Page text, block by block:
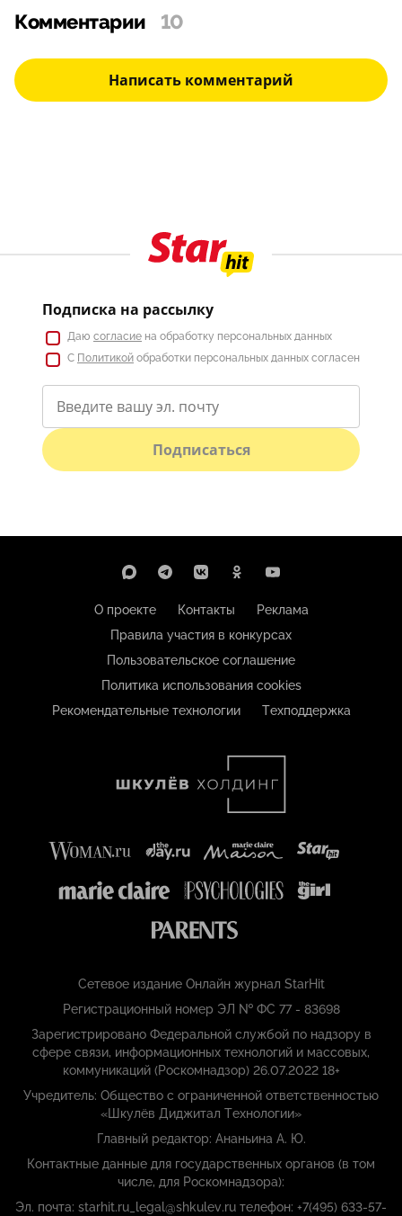
Комментарии 10
Написать комментарий
Подписка на рассылку
Даю согласие на обработку персональных данных
С Политикой обработки персональных данных согласен
Подписаться
О проекте Контакты
Реклама
Правила участия в конкурсах
Пользовательское соглашение
Политика использования cookies
Рекомендательные технологии
Техподдержка
Сетевое издание Онлайн журнал StarHit
Регистрационный номер ЭЛ № ФС 77 - 83698
Зарегистрировано Федеральной службой по надзору в
сфере связи, информационных технологий и массовых,
коммуникаций (Роскомнадзор) 26.07.2022 18+
Учредитель: Общество с ограниченной ответственностью
«Шкулёв Диджитал Технологии»
Главный редактор: Ананьина А. Ю.
Контактные данные для государственных органов (в том
числе, для Роскомнадзора):
Эл. почта: starhit.ru_legal@shkulev.ru телефон: +7(495) 633-57-